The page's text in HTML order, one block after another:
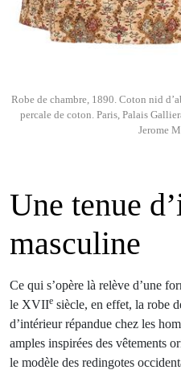
Robe de chambre, 1890. Coton nid
percale de coton. Paris, Palais
Jerome
Une tenue
masculine
Ce qui s’opère là relève d’une
le XVIIe siècle, en effet, la robe
d’intérieur répandue chez les
amples inspirées des vêtements
le modèle des redingotes